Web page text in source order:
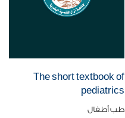
The short textbook of
pediatrics
طب أطفال